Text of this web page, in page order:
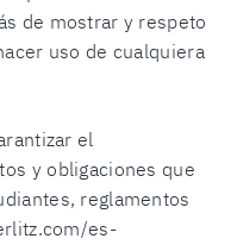
de mostrar y respeto
uso de cualquiera
el
y obligaciones que
reglamentos
es-